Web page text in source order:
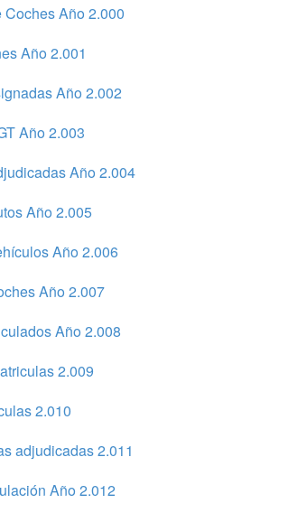
Coches Año 2.000
Año 2.001
Año 2.002
Año 2.003
Año 2.004
Año 2.005
Año 2.006
Año 2.007
Año 2.008
2.009
2.010
adjudicadas 2.011
Año 2.012